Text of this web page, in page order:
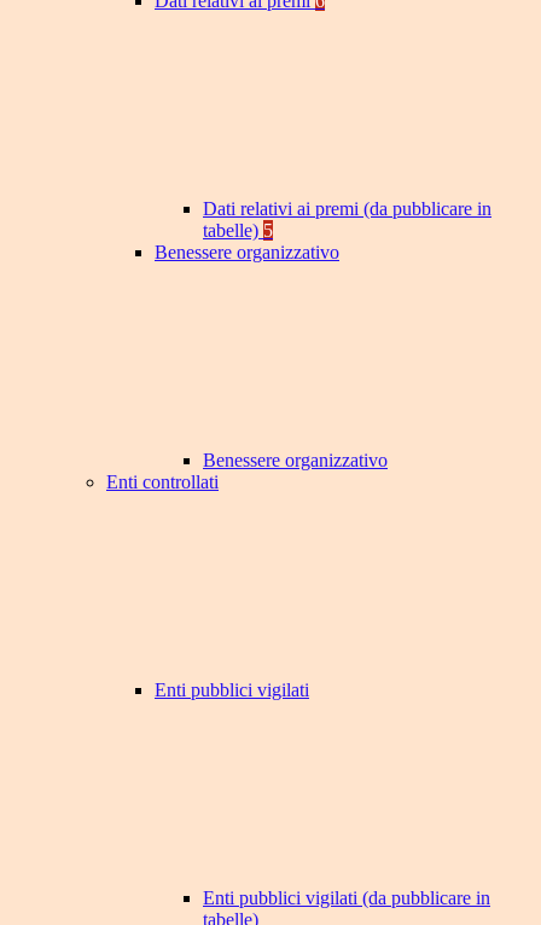
Dati relativi ai premi (da pubblicare in
tabelle) 5
Benessere organizzativo
Benessere organizzativo
Enti controllati
Enti pubblici vigilati
Enti pubblici vigilati (da pubblicare in
tabelle)